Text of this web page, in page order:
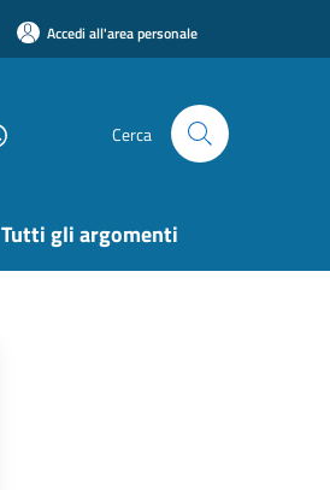
Accedi all'area personale
Cerca
Tutti gli argomenti